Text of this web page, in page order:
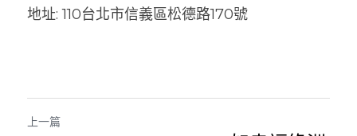
地址: 110台北市信義區松德路170號
上一篇